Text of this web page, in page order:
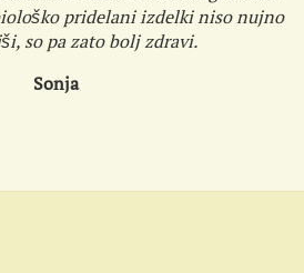
pridelani izdelki niso nujno
so pa zato bolj zdravi.
Sonja